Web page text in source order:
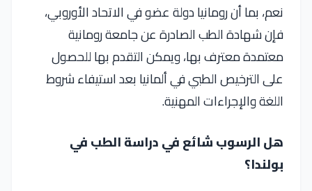
نعم، بما أن رومانيا دولة عضو في الاتحاد الأوروبي،
فإن شهادة الطب الصادرة عن جامعة رومانية
معتمدة معترف بها، ويمكن التقدم بها للحصول
على الترخيص الطبي في ألمانيا بعد استيفاء شروط
اللغة والإجراءات المهنية.
هل الرسوب شائع في دراسة الطب في
بولندا؟